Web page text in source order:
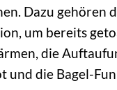
Dazu gehören
um bereits
die
und die Bagel-